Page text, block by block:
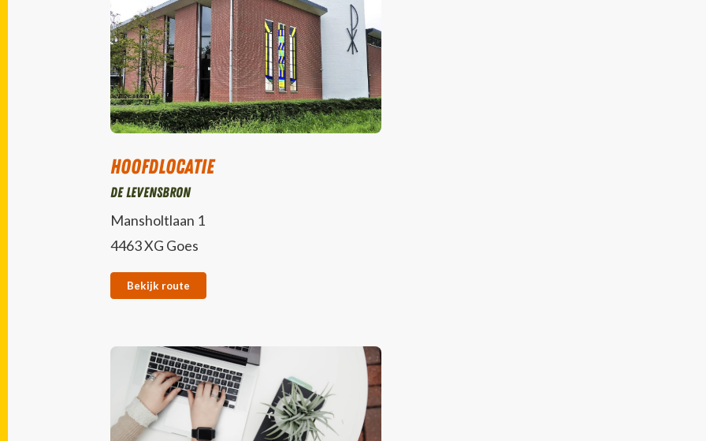
Hoofdlocatie
De Levensbron
Mansholtlaan 1
4463 XG Goes
Bekijk route